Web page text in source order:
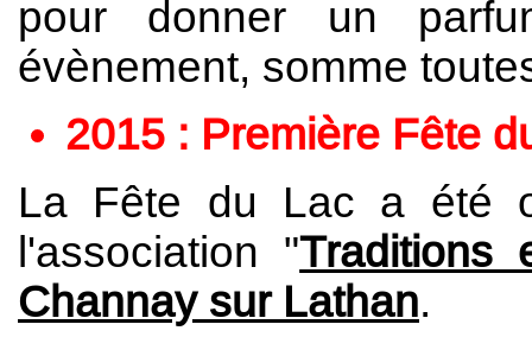
pour donner un
évènement, somme
2015 : Première Fête
La Fête du Lac a été
l'association "Traditions
Channay sur Lathan.